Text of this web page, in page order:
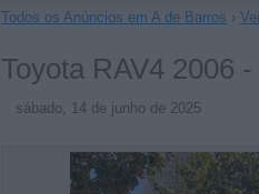
Todos os Anúncios em A de Barros ›
Toyota RAV4 2006
sábado, 14 de junho de 2025